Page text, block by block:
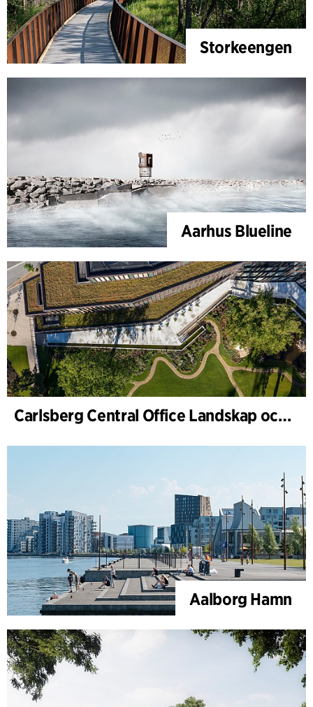
Storkeengen
Aarhus Blueline
Carlsberg Central Office Landskap och renovering av Carl Jacobsens trädgård
Aalborg Hamn